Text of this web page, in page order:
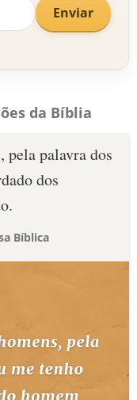
Enviar
da Bíblia
pela palavra dos
dos
Bíblica